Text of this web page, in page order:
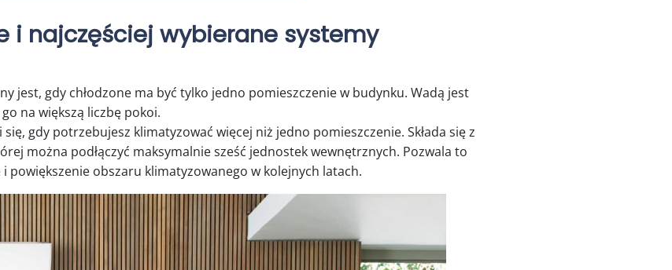
i najczęściej wybierane systemy
jest, gdy chłodzone ma być tylko jedno pomieszczenie w budynku. Wadą jest
na większą liczbę pokoi.
się, gdy potrzebujesz klimatyzować więcej niż jedno pomieszczenie. Składa się z
można podłączyć maksymalnie sześć jednostek wewnętrznych. Pozwala to
powiększenie obszaru klimatyzowanego w kolejnych latach.